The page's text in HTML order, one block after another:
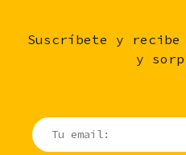
Suscríbete y recibe
y